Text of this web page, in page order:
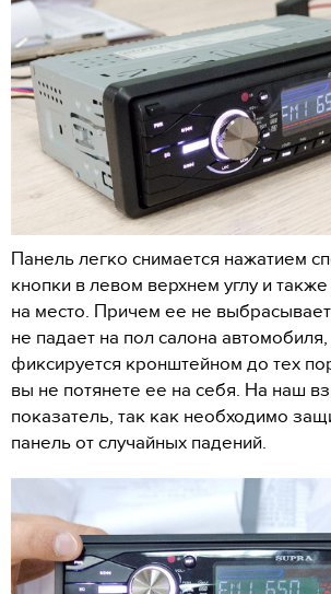
Панель легко снимается нажатием
кнопки в левом верхнем углу и также
на место. Причем ее не
не падает на пол салона
фиксируется кронштейном до тех
вы не потянете ее на себя. На наш
показатель, так как необходимо
панель от случайных падений.